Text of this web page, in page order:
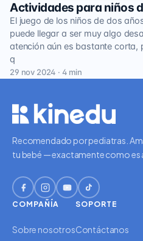
Actividades para niños
El juego de los niños de dos
puede llegar a ser muy algo
atención aún es bastante corta,
q
29 nov 2024 · 4 min
Recomendado por pediatras.
tu bebé — exactamente como es
COMPAÑÍA
Sobre nosotros
SOPORTE
Contáctanos